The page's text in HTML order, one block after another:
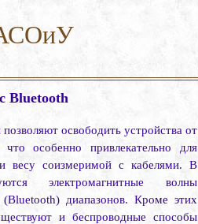
Bluetooth
освободить устройства от
особенно привлекательно для
весу соизмеримой с кабелями. В
электромагнитные волны
(Bluetooth) диапазонов. Кроме этих
и беспроводные способы